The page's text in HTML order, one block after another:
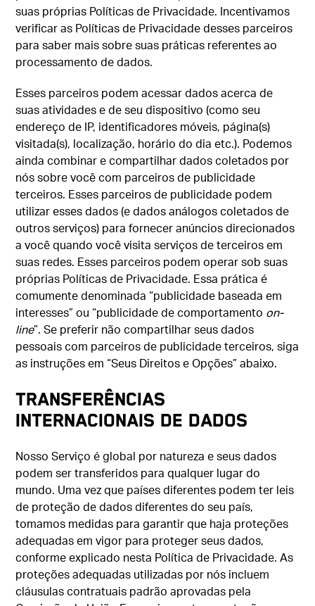
suas próprias Políticas de Privacidade. Incentivamos
verificar as Políticas de Privacidade desses parceiros
para saber mais sobre suas práticas referentes ao
processamento de dados.
Esses parceiros podem acessar dados acerca de
suas atividades e de seu dispositivo (como seu
endereço de IP, identificadores móveis, página(s)
visitada(s), localização, horário do dia etc.). Podemos
ainda combinar e compartilhar dados coletados por
nós sobre você com parceiros de publicidade
terceiros. Esses parceiros de publicidade podem
utilizar esses dados (e dados análogos coletados de
outros serviços) para fornecer anúncios direcionados
a você quando você visita serviços de terceiros em
suas redes. Esses parceiros podem operar sob suas
próprias Políticas de Privacidade. Essa prática é
comumente denominada “publicidade baseada em
interesses” ou “publicidade de comportamento on-
line”. Se preferir não compartilhar seus dados
pessoais com parceiros de publicidade terceiros, siga
as instruções em “Seus Direitos e Opções” abaixo.
TRANSFERÊNCIAS
INTERNACIONAIS DE DADOS
Nosso Serviço é global por natureza e seus dados
podem ser transferidos para qualquer lugar do
mundo. Uma vez que países diferentes podem ter leis
de proteção de dados diferentes do seu país,
tomamos medidas para garantir que haja proteções
adequadas em vigor para proteger seus dados,
conforme explicado nesta Política de Privacidade. As
proteções adequadas utilizadas por nós incluem
cláusulas contratuais padrão aprovadas pela